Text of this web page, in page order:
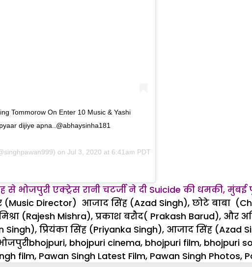
Tommorow On Enter 10 Music & Yashi
dijiye apna..@abhaysinha181
on Jul 3, 2020 at 6:41am PDT
एक्ट्रेस रानी चटर्जी ने दी Suicide की धमकी, मुंबई
Director) आजाद सिंह (Azad Singh), छोटे बाबा
(Rajesh Mishra), प्रकाश बरौद( Prakash Barud),
प्रियंका सिंह (Priyanka Singh), आजाद सिंह (Azad
Tags
bhojpuri, bhojpuri cinema, bhojpuri film, bhojpuri
film, Pawan Singh Latest Film, Pawan Singh Photos,